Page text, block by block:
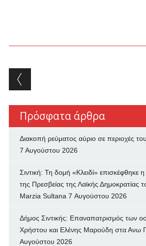
Post navigation
Πρόσφατα άρθρα
Διακοπή ρεύματος αύριο σε περιοχές
7 Αυγούστου 2026
Σιντική: Τη δομή «Κλειδί» επισκέφθηκε
της Πρεσβείας της Λαϊκής Δημοκρατίας
Marzia Sultana 7 Αυγούστου 2026
Δήμος Σιντικής: Επαναπατρισμός των
Χρήστου και Ελένης Μαρούδη στα Ανω
Αυγούστου 2026